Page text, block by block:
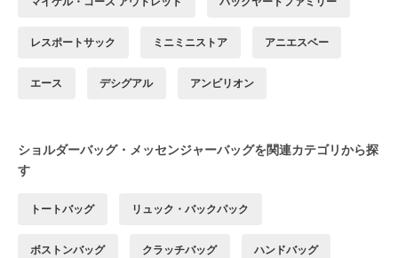
レスポートサック ミニミニストア アニエスベー
エース デシグアル アンビリオン
ショルダーバッグ・メッセンジャーバッグを関連カテゴリから探
す
トートバッグ リュック・バックパック
ボストンバッグ クラッチバッグ ハンドバッグ